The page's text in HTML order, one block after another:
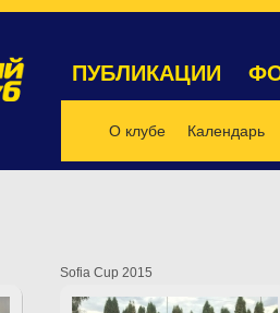
ПУБЛИКАЦИИ
О клубе Календарь
Sofia Cup 2015